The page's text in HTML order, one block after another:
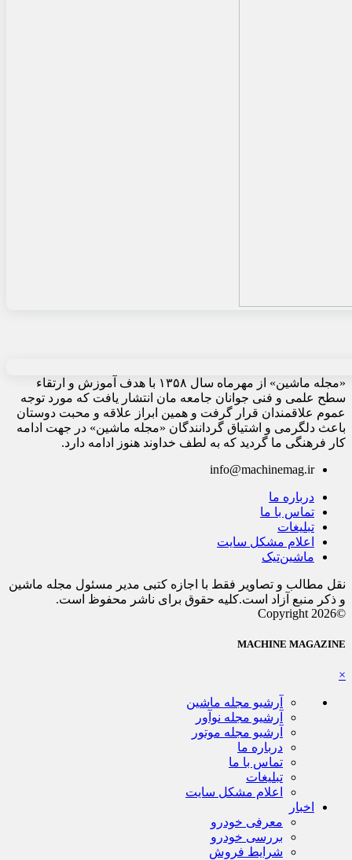
«مجله ماشین» از مهرماه سال ۱۳۵۸ با هدف آموزش و ارتقاء
سطح علمی و فنی جوانان جامعه مان انتشار یافت که مورد توجه
عموم علاقمندان قرار گرفت و همین ابراز علاقه و محبت دوستان
باعث دلگرمی و اشتیاق گردانندگان «مجله ماشین» در جهت ادامه
کار فرهنگی ما گردید که به لطف خداوند هنوز ادامه دارد.
info@machinemag.ir
درباره ما
تماس با ما
تبلیغات
اعلام مشکل سایت
ماشین‌تیک
نقل مطالب و تصاویر فقط با اجازه کتبی مدیر مسئول مجله ماشین
و ذکر منبع آزاد است.کلیه حقوق برای ناشر محفوظ است.
©Copyright 2026
MACHINE MAGAZINE
×
آرشیو مجله ماشین
آرشیو مجله نوآور
آرشیو مجله موتور
درباره ما
تماس با ما
تبلیغات
اعلام مشکل سایت
اخبار
معرفی خودرو
بررسی خودرو
شرایط فروش